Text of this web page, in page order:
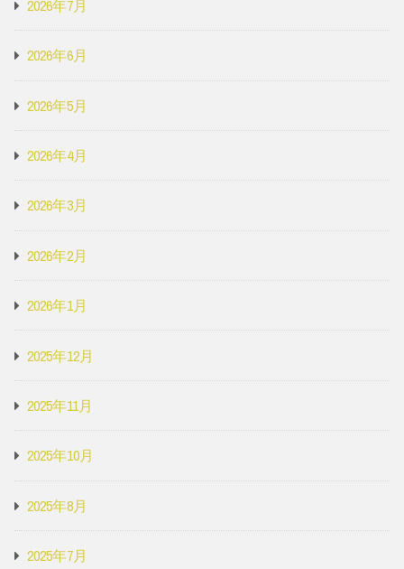
2026年7月
2026年6月
2026年5月
2026年4月
2026年3月
2026年2月
2026年1月
2025年12月
2025年11月
2025年10月
2025年8月
2025年7月